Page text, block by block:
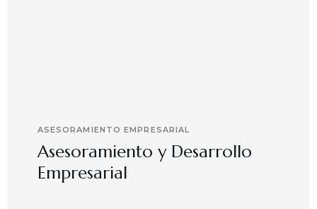
ASESORAMIENTO EMPRESARIAL
Asesoramiento y Desarrollo
Empresarial